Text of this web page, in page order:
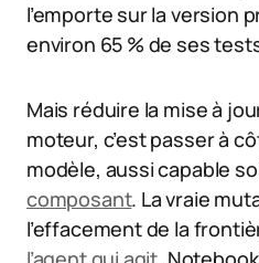
l’emporte sur la version
environ 65 % de ses
Mais réduire la mise à
moteur, c’est passer à
modèle, aussi capable
composant. La vraie
l’effacement de la